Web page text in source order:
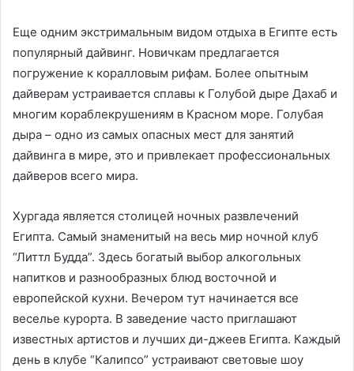
Еще одним экстримальным видом отдыха в Египте есть
популярный дайвинг. Новичкам предлагается
погружение к коралловым рифам. Более опытным
дайверам устраивается сплавы к Голубой дыре Дахаб и
многим кораблекрушениям в Красном море. Голубая
дыра – одно из самых опасных мест для занятий
дайвинга в мире, это и привлекает профессиональных
дайверов всего мира.
Хургада является столицей ночных развлечений
Египта. Самый знаменитый на весь мир ночной клуб
“Литтл Будда”. Здесь богатый выбор алкогольных
напитков и разнообразных блюд восточной и
европейской кухни. Вечером тут начинается все
веселье курорта. В заведение часто приглашают
известных артистов и лучших ди-джеев Египта. Каждый
день в клубе “Калипсо” устраивают световые шоу